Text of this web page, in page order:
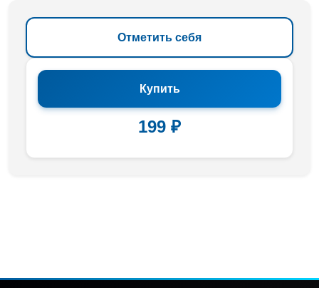
Отметить себя
Купить
199 ₽